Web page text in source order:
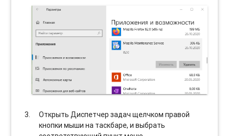
Открыть Диспетчер задач щелчком правой
кнопки мыши на таскбаре, и выбрать